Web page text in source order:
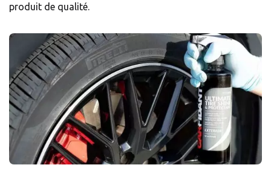
produit de qualité.